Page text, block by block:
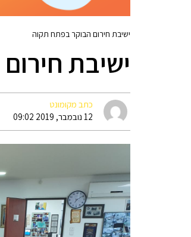
ישיבת חירום הבוקר בפתח תקוה
ישיבת
כתב מקומונט
12 נובמבר, 2019 09:02